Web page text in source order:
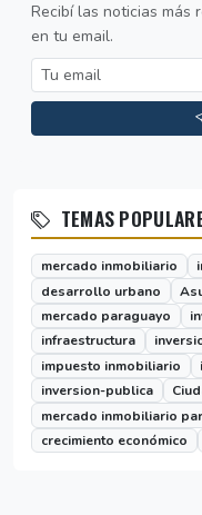
Recibí las noticias más
en tu email.
TEMAS
mercado inmobiliario
desarrollo urbano
mercado paraguayo
infraestructura
impuesto inmobiliario
inversion-publica
mercado inmobiliario
crecimiento económico